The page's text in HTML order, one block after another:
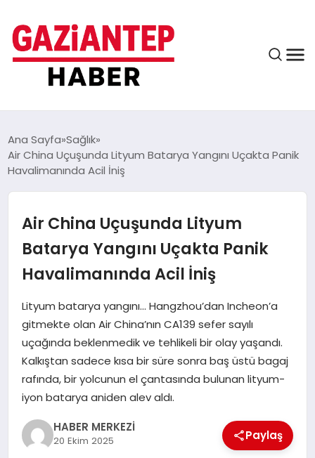
ASAYIŞ
EĞITIM
FINANS
MAGAZIN
SPOR
SIYASET
Ana Sayfa Sağlık
Air China Uçuşunda Lityum Batarya Yangını Uçakta Panik
Havalimanında Acil İniş
Air China Uçuşunda Lityum
Batarya Yangını Uçakta Panik
Havalimanında Acil İniş
Lityum batarya yangını… Hangzhou’dan Incheon’a
gitmekte olan Air China’nın CA139 sefer sayılı
uçağında beklenmedik ve tehlikeli bir olay yaşandı.
Kalkıştan sadece kısa bir süre sonra baş üstü bagaj
rafında, bir yolcunun el çantasında bulunan lityum-
iyon batarya aniden alev aldı.
HABER MERKEZİ
20 Ekim 2025 Paylaş